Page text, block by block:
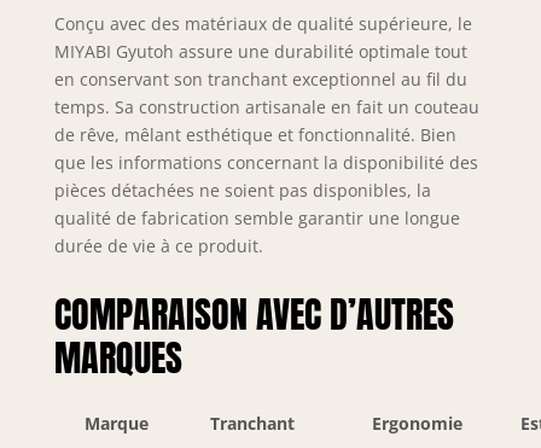
Conçu avec des matériaux de qualité supérieure, le
MIYABI Gyutoh assure une durabilité optimale tout
en conservant son tranchant exceptionnel au fil du
temps. Sa construction artisanale en fait un couteau
de rêve, mêlant esthétique et fonctionnalité. Bien
que les informations concernant la disponibilité des
pièces détachées ne soient pas disponibles, la
qualité de fabrication semble garantir une longue
durée de vie à ce produit.
COMPARAISON AVEC D’AUTRES
MARQUES
Marque Tranchant Ergonomie